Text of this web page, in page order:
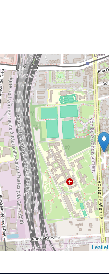
Leaflet